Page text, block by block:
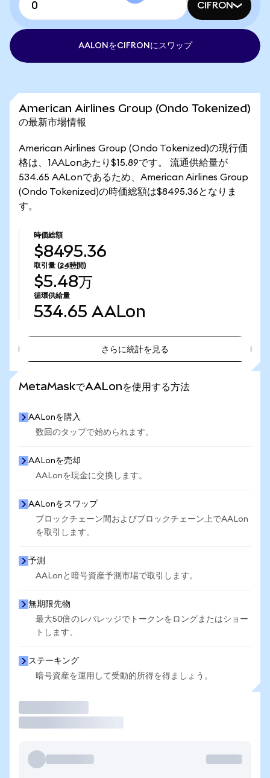
CIFRON
AALONをCIFRONにスワップ
American Airlines Group (Ondo Tokenized)
の最新市場情報
American Airlines Group (Ondo Tokenized)の現行価
格は、1AALonあたり$15.89です。 流通供給量が
534.65 AALonであるため、American Airlines Group
(Ondo Tokenized)の時価総額は$8495.36となりま
す。
時価総額
$8495.36
取引量 (24時間)
$5.48万
循環供給量
534.65 AALon
さらに統計を見る
MetaMaskでAALonを使用する方法
AALonを購入
数回のタップで始められます。
AALonを売却
AALonを現金に交換します。
AALonをスワップ
ブロックチェーン間およびブロックチェーン上でAALon
を取引します。
予測
AALonと暗号資産予測市場で取引します。
無期限先物
最大50倍のレバレッジでトークンをロングまたはショー
トします。
ステーキング
暗号資産を運用して受動的所得を得ましょう。